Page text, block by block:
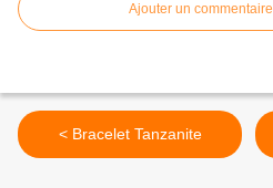
Ajouter un commentaire
< Bracelet Tanzanite